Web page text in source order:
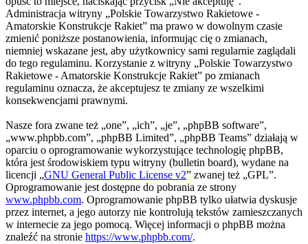
Administracja witryny „Polskie Towarzystwo Rakietowe -
Amatorskie Konstrukcje Rakiet” ma prawo w dowolnym czasie
zmienić poniższe postanowienia, informując cię o zmianach,
niemniej wskazane jest, aby użytkownicy sami regularnie zaglądali
do tego regulaminu. Korzystanie z witryny „Polskie Towarzystwo
Rakietowe - Amatorskie Konstrukcje Rakiet” po zmianach
regulaminu oznacza, że akceptujesz te zmiany ze wszelkimi
konsekwencjami prawnymi.
Nasze fora zwane też „one”, „ich”, „je”, „phpBB software”,
„www.phpbb.com”, „phpBB Limited”, „phpBB Teams” działają w
oparciu o oprogramowanie wykorzystujące technologię phpBB,
która jest środowiskiem typu witryny (bulletin board), wydane na
licencji „GNU General Public License v2” zwanej też „GPL”.
Oprogramowanie jest dostępne do pobrania ze strony
www.phpbb.com. Oprogramowanie phpBB tylko ułatwia dyskusje
przez internet, a jego autorzy nie kontrolują tekstów zamieszczanych
w internecie za jego pomocą. Więcej informacji o phpBB można
znaleźć na stronie https://www.phpbb.com/.